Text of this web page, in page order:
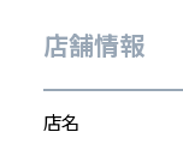
店舗情報
店名